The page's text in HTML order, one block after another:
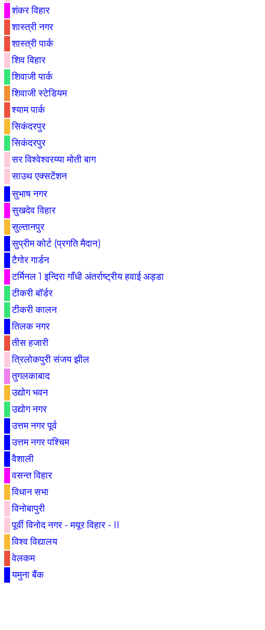
शंकर विहार
शास्त्री नगर
शास्त्री पार्क
शिव विहार
शिवाजी पार्क
शिवाजी स्टेडियम
श्याम पार्क
सिकंदरपुर
सिकंदरपुर
सर विश्वेश्वरय्या मोती बाग
साउथ एक्सटेंशन
सुभाष नगर
सुखदेव विहार
सुल्तानपुर
सुप्रीम कोर्ट (प्रगति मैदान)
टैगोर गार्डन
टर्मिनल 1 इन्दिरा गाँधी अंतर्राष्ट्रीय हवाई अड्डा
टीकरी बॉर्डर
टीकरी कालन
तिलक नगर
तीस हजारी
त्रिलोकपुरी संजय झील
तुगलकाबाद
उद्योग भवन
उद्योग नगर
उत्तम नगर पूर्व
उत्तम नगर पश्चिम
वैशाली
वसन्त विहार
विधान सभा
विनोबापुरी
पूर्वी विनोद नगर - मयूर विहार - II
विश्व विद्यालय
वेलकम
यमुना बैंक